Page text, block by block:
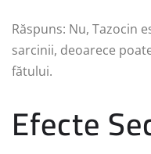
Răspuns: Nu, Tazocin
sarcinii, deoarece
fătului.
Efecte